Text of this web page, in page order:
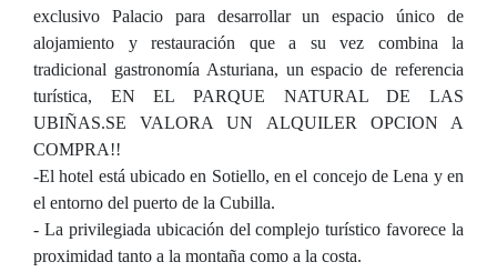
exclusivo Palacio para desarrollar un espacio único de
alojamiento y restauración que a su vez combina la
tradicional gastronomía Asturiana, un espacio de referencia
turística, EN EL PARQUE NATURAL DE LAS
UBIÑAS.SE VALORA UN ALQUILER OPCION A
COMPRA!!
-El hotel está ubicado en Sotiello, en el concejo de Lena y en
el entorno del puerto de la Cubilla.
- La privilegiada ubicación del complejo turístico favorece la
proximidad tanto a la montaña como a la costa.